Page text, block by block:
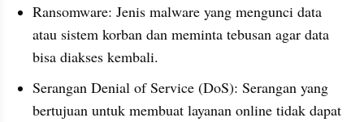
Ransomware: Jenis malware yang mengunci data
atau sistem korban dan meminta tebusan agar data
bisa diakses kembali.
Serangan Denial of Service (DoS): Serangan yang
bertujuan untuk membuat layanan online tidak dapat